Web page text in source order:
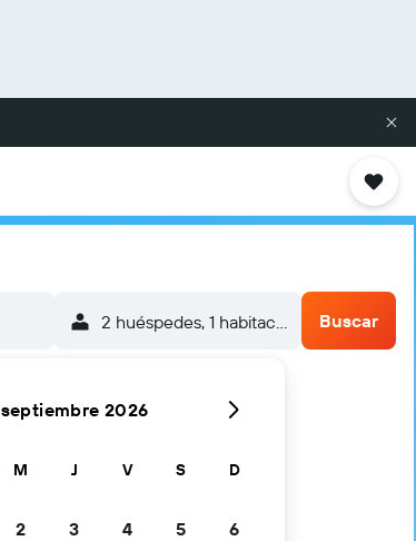
2 huéspedes, 1 habitación Buscar
septiembre 2026
M J V S D
2 3 4 5 6